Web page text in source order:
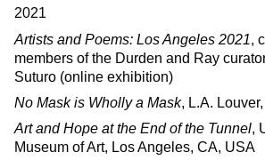
2021
Artists and Poems: Los Angeles 2021,
members of the Durden and Ray
Suturo (online exhibition)
No Mask is Wholly a Mask, L.A.
Art and Hope at the End of the Tunnel,
Museum of Art, Los Angeles, CA, USA